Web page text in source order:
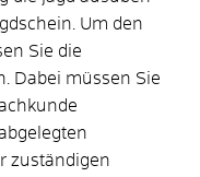
Um den
Sie die
Dabei müssen Sie
zuständigen